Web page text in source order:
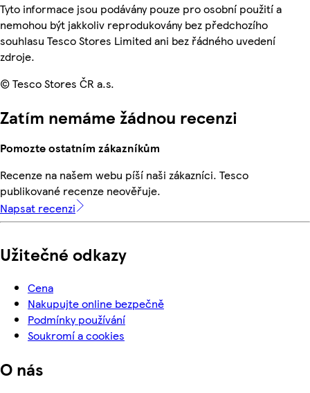
Tyto informace jsou podávány pouze pro osobní použití a
nemohou být jakkoliv reprodukovány bez předchozího
souhlasu Tesco Stores Limited ani bez řádného uvedení
zdroje.
© Tesco Stores ČR a.s.
Zatím nemáme žádnou recenzi
Pomozte ostatním zákazníkům
Recenze na našem webu píší naši zákazníci. Tesco
publikované recenze neověřuje.
Napsat recenzi
Užitečné odkazy
Cena
Nakupujte online bezpečně
Podmínky používání
Soukromí a cookies
O nás